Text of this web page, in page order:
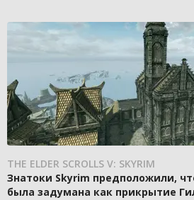
THE ELDER SCROLLS V: SKYRIM
Знатоки Skyrim предположили,
была задумана как прикрытие